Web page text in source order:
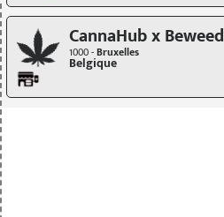
CannaHub x Beweed
1000 -Bruxelles
Belgique